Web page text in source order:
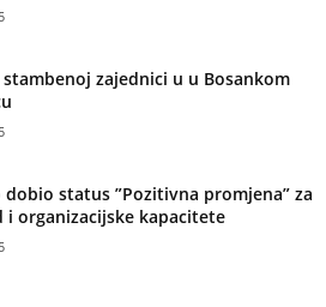
stambenoj zajednici u u Bosankom
dobio status ”Pozitivna promjena” za
i organizacijske kapacitete